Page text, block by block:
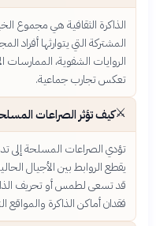
الذاكرة الثقافية هي مجموع
المشتركة التي يتوارثها
الروايات الشفوية، الممارسات
تعكس تجارب جماعية.
⚔️كيف تؤثر الصراعات
تؤدي الصراعات المسلحة إلى
يقطع الروابط بين الأجيال
قد تسعى لطمس أو تحريف
فقدان أماكن الذاكرة والمواقع